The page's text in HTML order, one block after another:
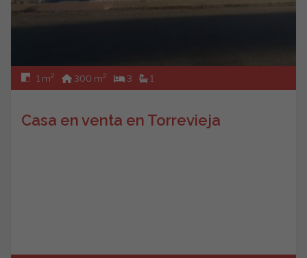
1 m2 300 m2 3 1
Casa en venta en Torrevieja